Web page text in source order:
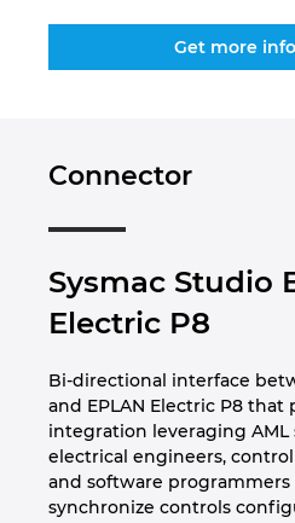
Get more
Connector
Sysmac Studio
Electric P8
Bi-directional interface
and EPLAN Electric P8 that
integration leveraging
electrical engineers,
and software
synchronize controls
Österreich
Portugal
Rumänien
Schweden
Schweiz